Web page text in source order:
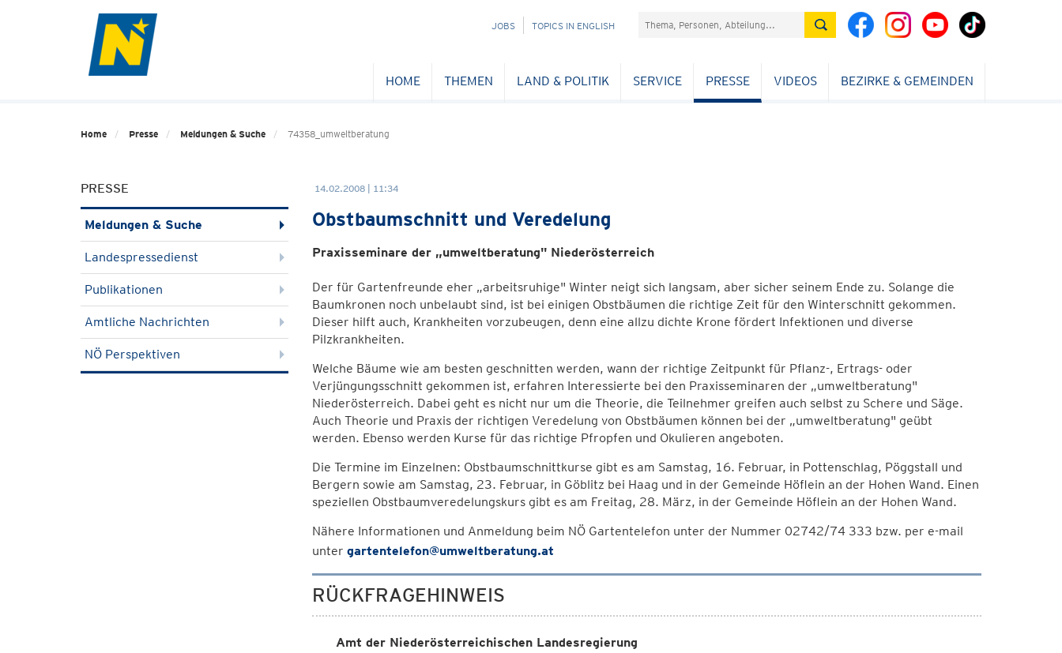
NAVIGATION
JOBS TOPICS IN ENGLISH Suchefeld
HOME THEMEN LAND & POLITIK SERVICE PRESSE VIDEOS BEZIRKE & GEMEINDEN
Home Presse Meldungen & Suche 74358_umweltberatung
PRESSE
Meldungen & Suche
Landespressedienst
Publikationen
Amtliche Nachrichten
NÖ Perspektiven
14.02.2008 | 11:34
Obstbaumschnitt und Veredelung
Praxisseminare der „umweltberatung" Niederösterreich
Der für Gartenfreunde eher „arbeitsruhige" Winter neigt sich langsam, aber sicher seinem Ende zu. Solange die
Baumkronen noch unbelaubt sind, ist bei einigen Obstbäumen die richtige Zeit für den Winterschnitt gekommen.
Dieser hilft auch, Krankheiten vorzubeugen, denn eine allzu dichte Krone fördert Infektionen und diverse
Pilzkrankheiten.
Welche Bäume wie am besten geschnitten werden, wann der richtige Zeitpunkt für Pflanz-, Ertrags- oder
Verjüngungsschnitt gekommen ist, erfahren Interessierte bei den Praxisseminaren der „umweltberatung"
Niederösterreich. Dabei geht es nicht nur um die Theorie, die Teilnehmer greifen auch selbst zu Schere und Säge.
Auch Theorie und Praxis der richtigen Veredelung von Obstbäumen können bei der „umweltberatung" geübt
werden. Ebenso werden Kurse für das richtige Pfropfen und Okulieren angeboten.
Die Termine im Einzelnen: Obstbaumschnittkurse gibt es am Samstag, 16. Februar, in Pottenschlag, Pöggstall und
Bergern sowie am Samstag, 23. Februar, in Göblitz bei Haag und in der Gemeinde Höflein an der Hohen Wand. Einen
speziellen Obstbaumveredelungskurs gibt es am Freitag, 28. März, in der Gemeinde Höflein an der Hohen Wand.
Nähere Informationen und Anmeldung beim NÖ Gartentelefon unter der Nummer 02742/74 333 bzw. per e-mail
unter gartentelefon@umweltberatung.at
RÜCKFRAGEHINWEIS
Amt der Niederösterreichischen Landesregierung